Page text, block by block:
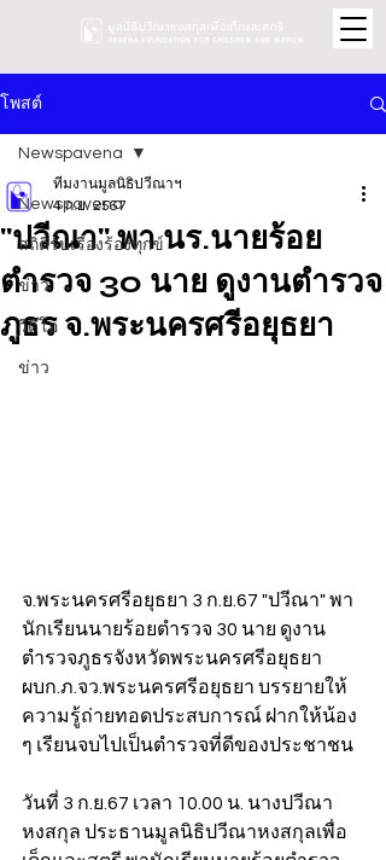
โพสต์
Newspavena
สถิติรับเรื่องร้องทุกข์
ข่าว
วิดีโอ
ข่าว
Newspavena
"ปวีณา" พา นร.นายร้อย
ตำรวจ 30 นาย ดูงานตำรวจ
ภูธร จ.พระนครศรีอยุธยา
ทีมงานมูลนิธิปวีณาฯ
4 ก.ย. 2567
จ.พระนครศรีอยุธยา 3 ก.ย.67 "ปวีณา" พา
นักเรียนนายร้อยตำรวจ 30 นาย ดูงาน
ตำรวจภูธรจังหวัดพระนครศรีอยุธยา
ผบก.ภ.จว.พระนครศรีอยุธยา บรรยายให้
ความรู้ถ่ายทอดประสบการณ์ ฝากให้น้อง
ๆ เรียนจบไปเป็นตำรวจที่ดีของประชาชน
วันที่ 3 ก.ย.67 เวลา 10.00 น. นางปวีณา
หงสกุล ประธานมูลนิธิปวีณาหงสกุลเพื่อ